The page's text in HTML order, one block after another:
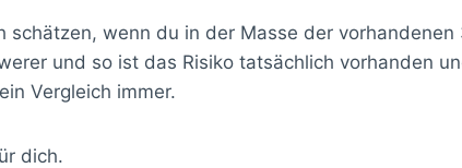
schätzen, wenn du in der Masse der
und so ist das Risiko tatsächlich vorhanden
Vergleich immer.
dich.